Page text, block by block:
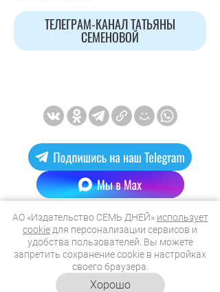
АО «Издательство СЕМЬ ДНЕЙ» использует
cookie для персонализации сервисов и
удобства пользователей. Вы можете
запретить сохранение cookie в настройках
своего браузера.
Хорошо
ТЕЛЕГРАМ-КАНАЛ ТАТЬЯНЫ
СЕМЕНОВОЙ
МАГАЗИНЫ